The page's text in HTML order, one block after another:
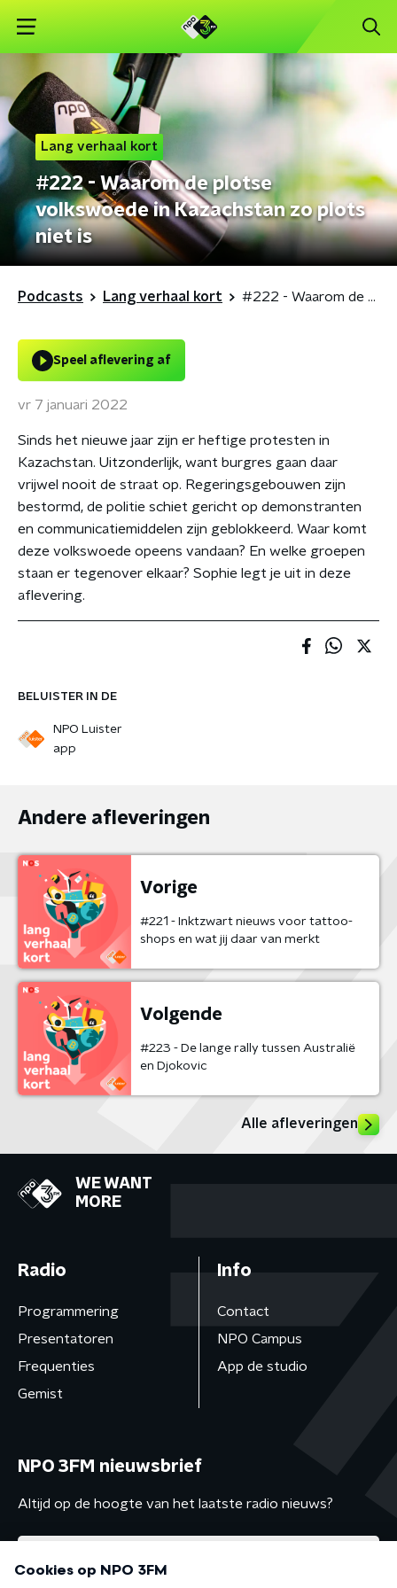
Lang verhaal kort
#222 - Waarom de plotse
volkswoede in Kazachstan zo plots
niet is
Podcasts Lang verhaal kort #222 - Waarom de plotse volkswoede in Kazachstan zo plots niet is
BELUISTER IN DE
NPO Luister
app
Speel aflevering af
vr 7 januari 2022
Sinds het nieuwe jaar zijn er heftige protesten in
Kazachstan. Uitzonderlijk, want burgres gaan daar
vrijwel nooit de straat op. Regeringsgebouwen zijn
bestormd, de politie schiet gericht op demonstranten
en communicatiemiddelen zijn geblokkeerd. Waar komt
deze volkswoede opeens vandaan? En welke groepen
staan er tegenover elkaar? Sophie legt je uit in deze
aflevering.
Andere afleveringen
Vorige
#221 - Inktzwart nieuws voor tattoo-
shops en wat jij daar van merkt
Volgende
#223 - De lange rally tussen Australië
en Djokovic
Alle afleveringen
WE WANT
MORE
Radio
Programmering
Presentatoren
Frequenties
Gemist
Info
Contact
NPO Campus
App de studio
NPO 3FM nieuwsbrief
Altijd op de hoogte van het laatste radio nieuws?